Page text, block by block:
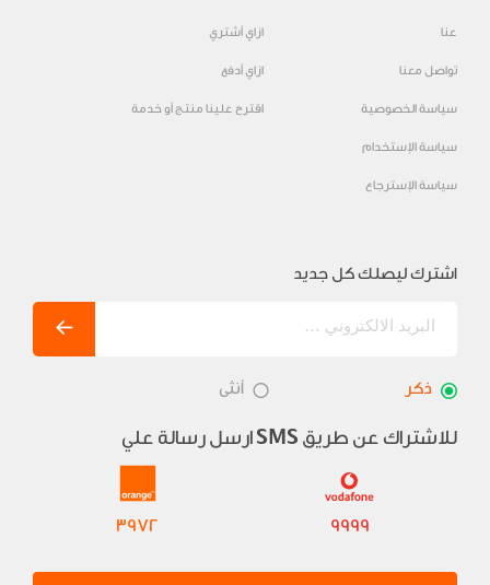
عنا
تواصل معنا
سياسة الخصوصية
سياسة الإستخدام
سياسة الإسترجاع
ازاي أشتري
ازاي أدفع
اقترح علينا منتج أو خدمة
اشترك ليصلك كل جديد
ذكر أنثى
للاشتراك عن طريق SMS ارسل رسالة علي
9999
3972